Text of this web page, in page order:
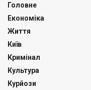
Головне
Економіка
Життя
Київ
Кримінал
Культура
Курйози